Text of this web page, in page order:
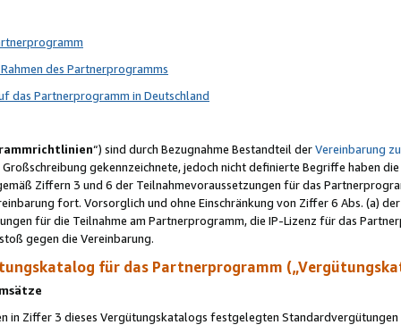
des Partnerprogramms
das Partnerprogramm in Deutschland
“) sind durch Bezugnahme Bestandteil derVereinbarung
gekennzeichnete, jedoch nicht definierte Begriffe haben
Ziffern 3 und 6 der Teilnahmevoraussetzungen für das
fort. Vorsorglich und ohne Einschränkung von Ziffer 6 Abs. (a)
für die Teilnahme am Partnerprogramm, die IP-Lizenz für das
gegen die Vereinbarung.
für das Partnerprogramm
in Ziffer 3 dieses Vergütungskatalogs festgelegten